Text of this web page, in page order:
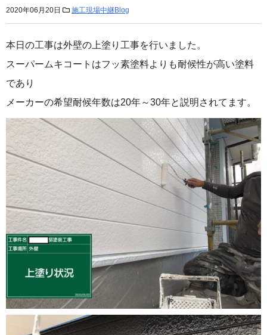
2020年06月20日 施工現場中継Blog
本日の工事は外壁の上塗り工事を行いました。
スーパームキコートはフッ素塗料よりも耐候性が高い塗料
であり
メーカーの希望耐候年数は20年～30年と説明されてます。